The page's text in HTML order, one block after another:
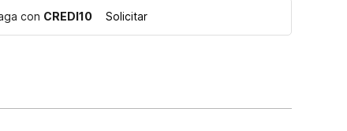
con CREDI10 Solicitar